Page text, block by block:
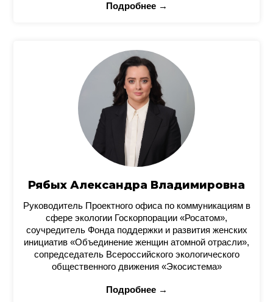
Подробнее →
Рябых Александра Владимировна
Руководитель Проектного офиса по коммуникациям в
сфере экологии Госкорпорации «Росатом»,
соучредитель Фонда поддержки и развития женских
инициатив «Объединение женщин атомной отрасли»,
сопредседатель Всероссийского экологического
общественного движения «Экосистема»
Подробнее →